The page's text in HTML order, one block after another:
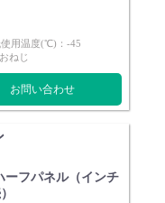
用温度(℃)：-45
ねじ
お問い合わせ
ーフパネル（インチ